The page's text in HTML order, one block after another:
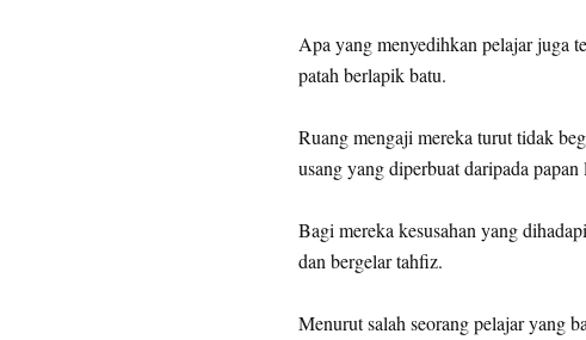
Apa yang menyedihkan pelajar juga
patah berlapik batu.
Ruang mengaji mereka turut tidak
usang yang diperbuat daripada
Bagi mereka kesusahan yang
dan bergelar tahfiz.
Menurut salah seorang pelajar yang